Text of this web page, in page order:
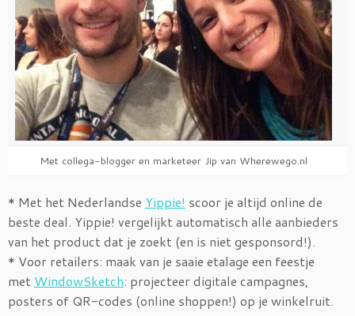
Met collega-blogger en marketeer Jip van Wherewego.nl
* Met het Nederlandse Yippie! scoor je altijd online de
beste deal. Yippie! vergelijkt automatisch alle aanbieders
van het product dat je zoekt (en is niet gesponsord!).
* Voor retailers: maak van je saaie etalage een feestje
met WindowSketch: projecteer digitale campagnes,
posters of QR-codes (online shoppen!) op je winkelruit.